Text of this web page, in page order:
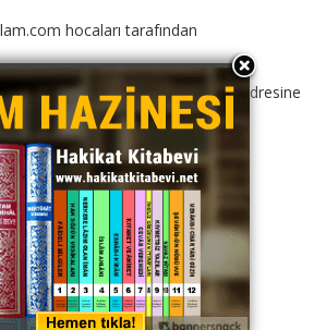
hocaları tarafından
dinimizislam11@gmail.com mail adresine